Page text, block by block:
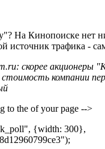
На Кинопоиске нет
источник трафика -
скорее акционеры
компании
to the of your page -->
{width: 300},